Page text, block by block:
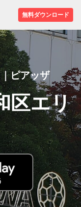
無料ダウンロード
ピアッザ
区エリ